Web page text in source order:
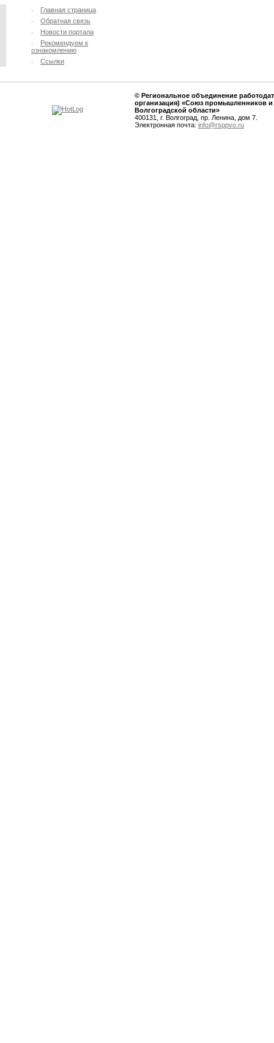
Главная страница
Oбратная связь
Новости портала
Рекомендуем к
ознакомлению
Ссылки
© Региональное объединение
организация) «Союз промышленников
Волгоградской области»
400131, г. Волгоград, пр. Ленина, дом 7.
Электронная почта: info@rsppvo.ru